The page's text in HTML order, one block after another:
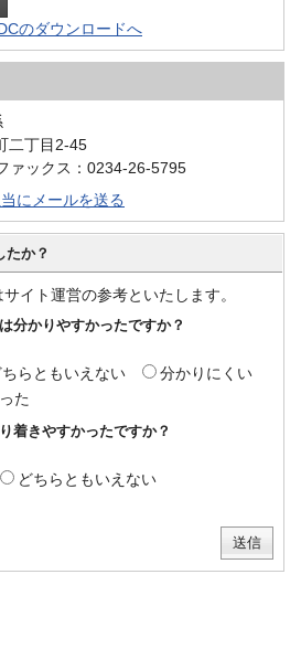
のダウンロードへ
二丁目2-45
ックス：0234-26-5795
にメールを送る
たか？
イト運営の参考といたします。
分かりやすかったですか？
ちらともいえない
分かりにくい
た
着きやすかったですか？
どちらともいえない